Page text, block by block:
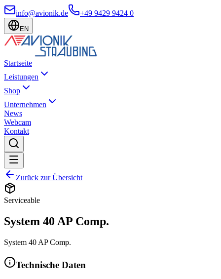
info@avionik.de +49 9429 9424 0
EN
Startseite
Leistungen
Shop
Unternehmen
News
Webcam
Kontakt
Zurück zur Übersicht
Serviceable
System 40 AP Comp.
System 40 AP Comp.
Technische Daten